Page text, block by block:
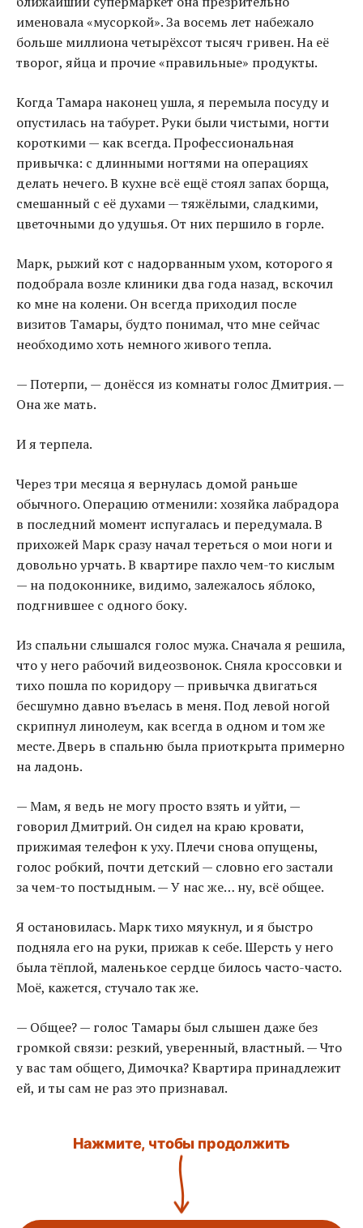
именовала «мусоркой». За восемь лет набежало
больше миллиона четырёхсот тысяч гривен. На её
творог, яйца и прочие «правильные» продукты.
Когда Тамара наконец ушла, я перемыла посуду и
опустилась на табурет. Руки были чистыми, ногти
короткими — как всегда. Профессиональная
привычка: с длинными ногтями на операциях
делать нечего. В кухне всё ещё стоял запах борща,
смешанный с её духами — тяжёлыми, сладкими,
цветочными до удушья. От них першило в горле.
Марк, рыжий кот с надорванным ухом, которого я
подобрала возле клиники два года назад, вскочил
ко мне на колени. Он всегда приходил после
визитов Тамары, будто понимал, что мне сейчас
необходимо хоть немного живого тепла.
— Потерпи, — донёсся из комнаты голос Дмитрия. —
Она же мать.
И я терпела.
Через три месяца я вернулась домой раньше
обычного. Операцию отменили: хозяйка лабрадора
в последний момент испугалась и передумала. В
прихожей Марк сразу начал тереться о мои ноги и
довольно урчать. В квартире пахло чем-то кислым
— на подоконнике, видимо, залежалось яблоко,
подгнившее с одного боку.
Из спальни слышался голос мужа. Сначала я решила,
что у него рабочий видеозвонок. Сняла кроссовки и
тихо пошла по коридору — привычка двигаться
бесшумно давно въелась в меня. Под левой ногой
скрипнул линолеум, как всегда в одном и том же
месте. Дверь в спальню была приоткрыта примерно
на ладонь.
— Мам, я ведь не могу просто взять и уйти, —
говорил Дмитрий. Он сидел на краю кровати,
прижимая телефон к уху. Плечи снова опущены,
голос робкий, почти детский — словно его застали
за чем-то постыдным. — У нас же… ну, всё общее.
Я остановилась. Марк тихо мяукнул, и я быстро
подняла его на руки, прижав к себе. Шерсть у него
была тёплой, маленькое сердце билось часто-часто.
Моё, кажется, стучало так же.
— Общее? — голос Тамары был слышен даже без
громкой связи: резкий, уверенный, властный. — Что
у вас там общего, Димочка? Квартира принадлежит
ей, и ты сам не раз это признавал.
Нажмите, чтобы продолжить